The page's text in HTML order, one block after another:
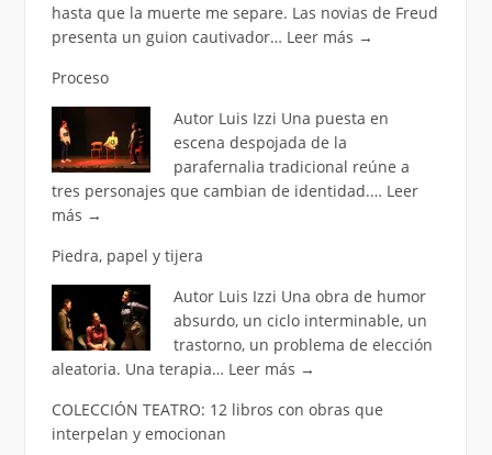
hasta que la muerte me separe. Las novias de Freud
presenta un guion cautivador… Leer más →
Proceso
Autor Luis Izzi Una puesta en
escena despojada de la
parafernalia tradicional reúne a
tres personajes que cambian de identidad.… Leer
más →
Piedra, papel y tijera
Autor Luis Izzi Una obra de humor
absurdo, un ciclo interminable, un
trastorno, un problema de elección
aleatoria. Una terapia… Leer más →
COLECCIÓN TEATRO: 12 libros con obras que
interpelan y emocionan